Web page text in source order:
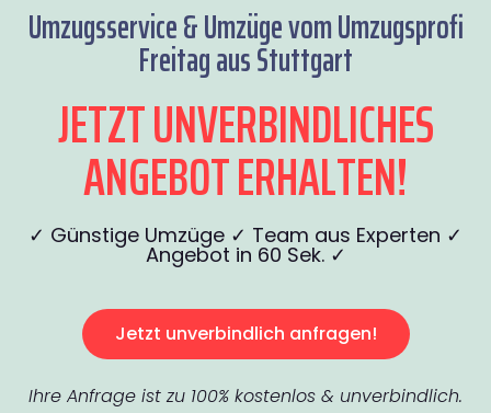
Umzugsservice & Umzüge vom Umzugsprofi
Freitag aus Stuttgart
JETZT UNVERBINDLICHES
ANGEBOT ERHALTEN!
✓ Günstige Umzüge ✓ Team aus Experten ✓
Angebot in 60 Sek. ✓
Jetzt unverbindlich anfragen!
Ihre Anfrage ist zu 100% kostenlos & unverbindlich.